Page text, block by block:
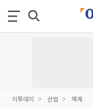
이투데이 산업 재계